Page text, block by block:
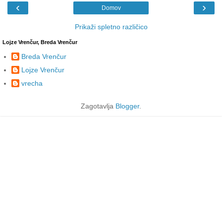
‹ ›
Domov
Prikaži spletno različico
Lojze Vrenčur, Breda Vrenčur
Breda Vrenčur
Lojze Vrenčur
vrecha
Zagotavlja Blogger.